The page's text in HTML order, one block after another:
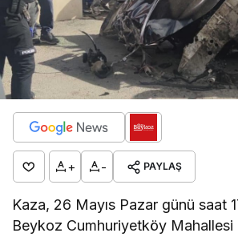
+ - PAYLAŞ
Kaza, 26 Mayıs Pazar günü saat
Beykoz Cumhuriyetköy Mahallesi